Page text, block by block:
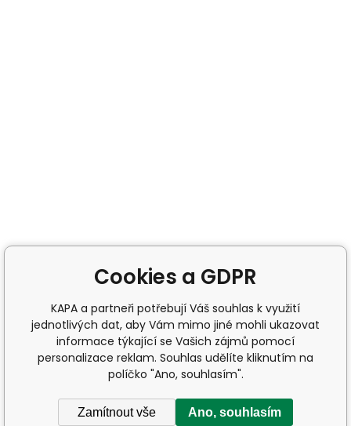
Cookies a GDPR
KAPA a partneři potřebují Váš souhlas k využití
jednotlivých dat, aby Vám mimo jiné mohli ukazovat
informace týkající se Vašich zájmů pomocí
personalizace reklam. Souhlas udělíte kliknutím na
políčko "Ano, souhlasím".
Zamítnout vše Ano, souhlasím